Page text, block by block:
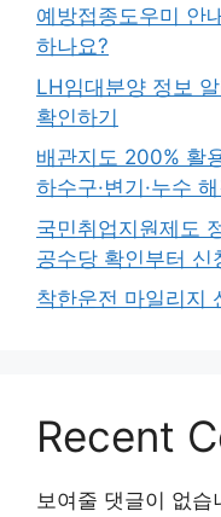
예방접종도우미 안
하나요?
LH임대분양 정보
확인하기
배관지도 200% 활
하수구·변기·누수
국민취업지원제도
공수당 확인부터 신
착한운전 마일리지
Recent
보여줄 댓글이 없습